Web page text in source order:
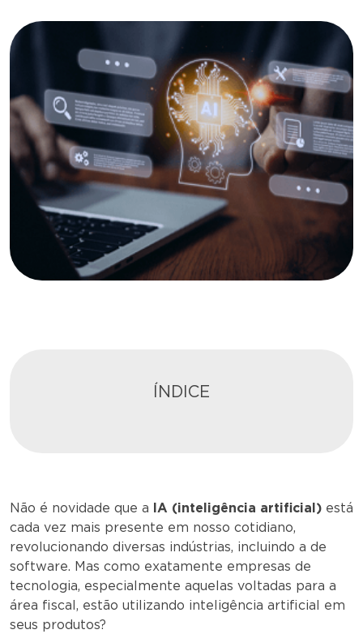
ÍNDICE
Não é novidade que a IA (inteligência artificial) está
cada vez mais presente em nosso cotidiano,
revolucionando diversas indústrias, incluindo a de
software. Mas como exatamente empresas de
tecnologia, especialmente aquelas voltadas para a
área fiscal, estão utilizando inteligência artificial em
seus produtos?